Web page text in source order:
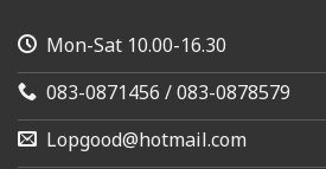
Mon-Sat 10.00-16.30
083-0871456 / 083-0878579
Lopgood@hotmail.com